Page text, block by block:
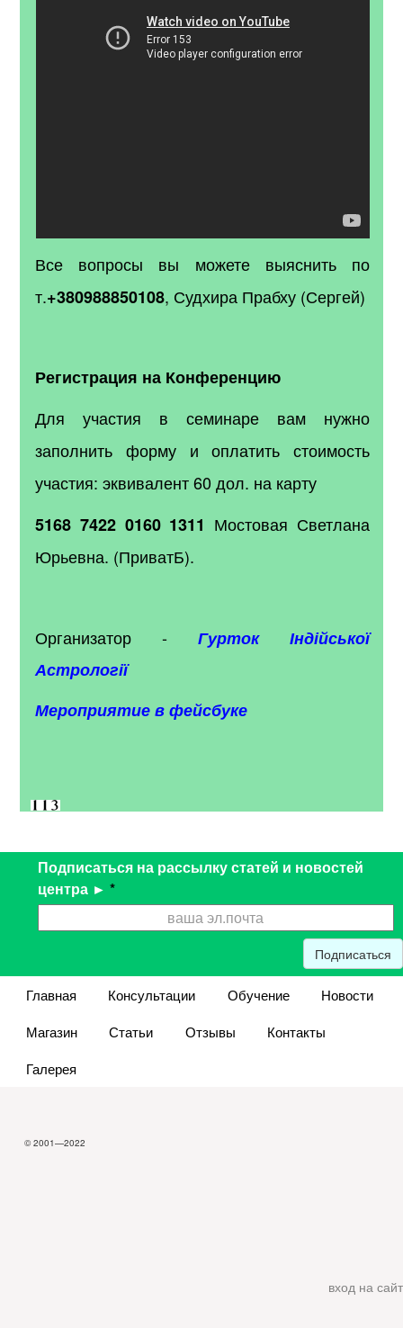
Все вопросы вы можете выяснить по
т.+380988850108, Судхира Прабху (Сергей)
Регистрация на Конференцию
Для участия в семинаре вам нужно
заполнить форму и оплатить стоимость
участия: эквивалент 60 дол. на карту
5168 7422 0160 1311 Мостовая Светлана
Юрьевна. (ПриватБ).
Организатор-
Гурток Індійської
Астрології
Мероприятие в фейсбуке
Подписаться на рассылку статей и новостей
центра ► *
Подписаться
Главная Консультации Обучение
Новости
Магазин
Статьи Отзывы
Контакты
Галерея
© 2001—2022
вход на сайт